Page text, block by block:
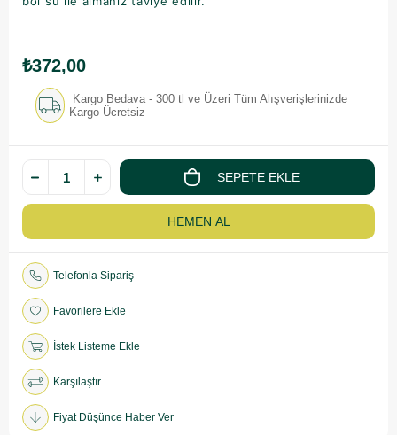
₺372,00
Kargo Bedava - 300 tl ve Üzeri Tüm Alışverişlerinizde
Kargo Ücretsiz
Telefonla Sipariş
Favorilere Ekle
İstek Listeme Ekle
Karşılaştır
Fiyat Düşünce Haber Ver